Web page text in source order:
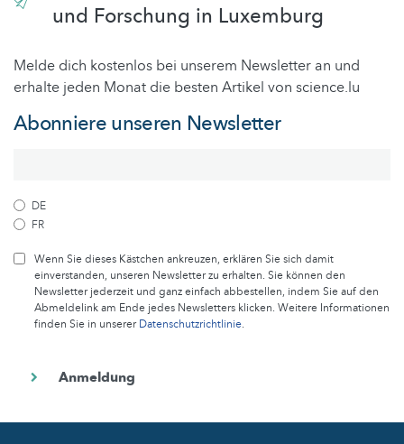
und Forschung in Luxemburg
Melde dich kostenlos bei unserem Newsletter an und
erhalte jeden Monat die besten Artikel von science.lu
Abonniere unseren Newsletter
DE
FR
Wenn Sie dieses Kästchen ankreuzen, erklären Sie sich damit
einverstanden, unseren Newsletter zu erhalten. Sie können den
Newsletter jederzeit und ganz einfach abbestellen, indem Sie auf den
Abmeldelink am Ende jedes Newsletters klicken. Weitere Informationen
finden Sie in unsererDatenschutzrichtlinie.